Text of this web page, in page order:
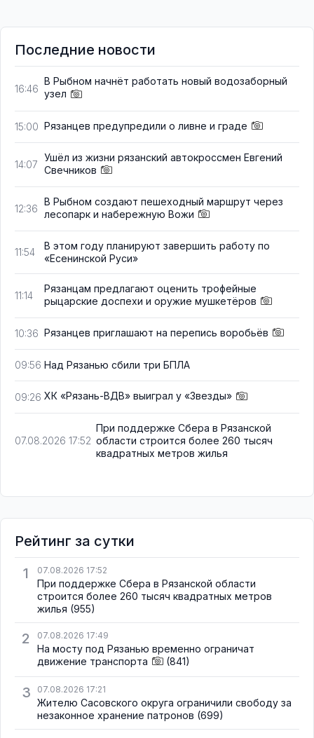
Последние новости
16:46
В Рыбном начнёт работать новый водозаборный
узел
15:00 Рязанцев предупредили о ливне и граде
14:07
Ушёл из жизни рязанский автокроссмен Евгений
Свечников
12:36
В Рыбном создают пешеходный маршрут через
лесопарк и набережную Вожи
11:54
В этом году планируют завершить работу по
«Есенинской Руси»
11:14
Рязанцам предлагают оценить трофейные
рыцарские доспехи и оружие мушкетёров
10:36 Рязанцев приглашают на перепись воробьёв
09:56 Над Рязанью сбили три БПЛА
09:26 ХК «Рязань-ВДВ» выиграл у «Звезды»
07.08.2026 17:52
При поддержке Сбера в Рязанской
области строится более 260 тысяч
квадратных метров жилья
Рейтинг за сутки
1
07.08.2026 17:52
При поддержке Сбера в Рязанской области
строится более 260 тысяч квадратных метров
жилья (955)
2 07.08.2026 17:49
На мосту под Рязанью временно ограничат
движение транспорта
(841)
3 07.08.2026 17:21
Жителю Сасовского округа ограничили свободу за
незаконное хранение патронов (699)